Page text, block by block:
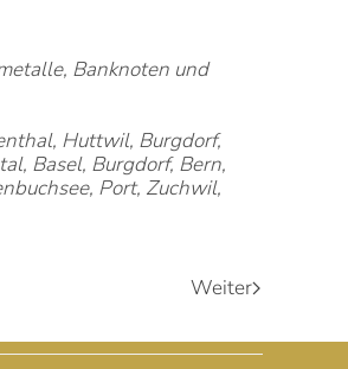
Banknoten und
Huttwil, Burgdorf,
Basel, Burgdorf, Bern,
Port, Zuchwil,
Weiter